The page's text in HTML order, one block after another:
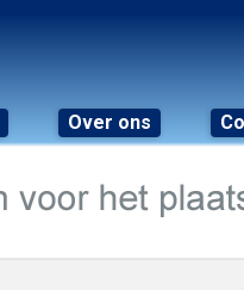
Over ons